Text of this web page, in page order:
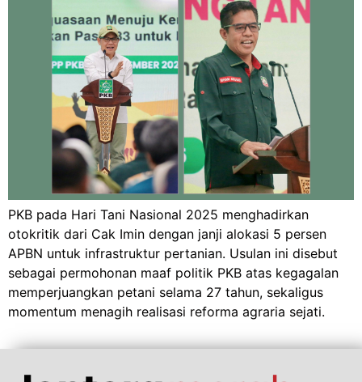
PKB pada Hari Tani Nasional 2025 menghadirkan
otokritik dari Cak Imin dengan janji alokasi 5 persen
APBN untuk infrastruktur pertanian. Usulan ini disebut
sebagai permohonan maaf politik PKB atas kegagalan
memperjuangkan petani selama 27 tahun, sekaligus
momentum menagih realisasi reforma agraria sejati.